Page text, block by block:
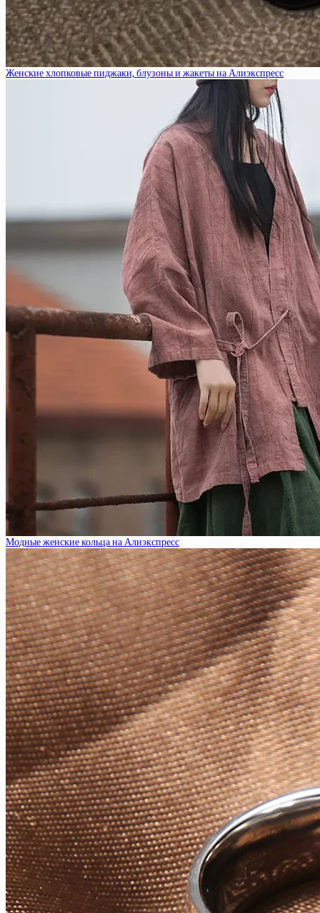
Женские хлопковые пиджаки, блузоны и жакеты на Алиэкспресс
Модные женские кольца на Алиэкспресс